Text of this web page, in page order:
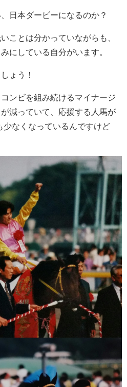
日本ダービーになるのか？
ことは分かっていながらも、
にしている自分がいます。
ょう！
ンビを組み続けるマイナージ
減っていて、応援する人馬が
少なくなっているんですけど